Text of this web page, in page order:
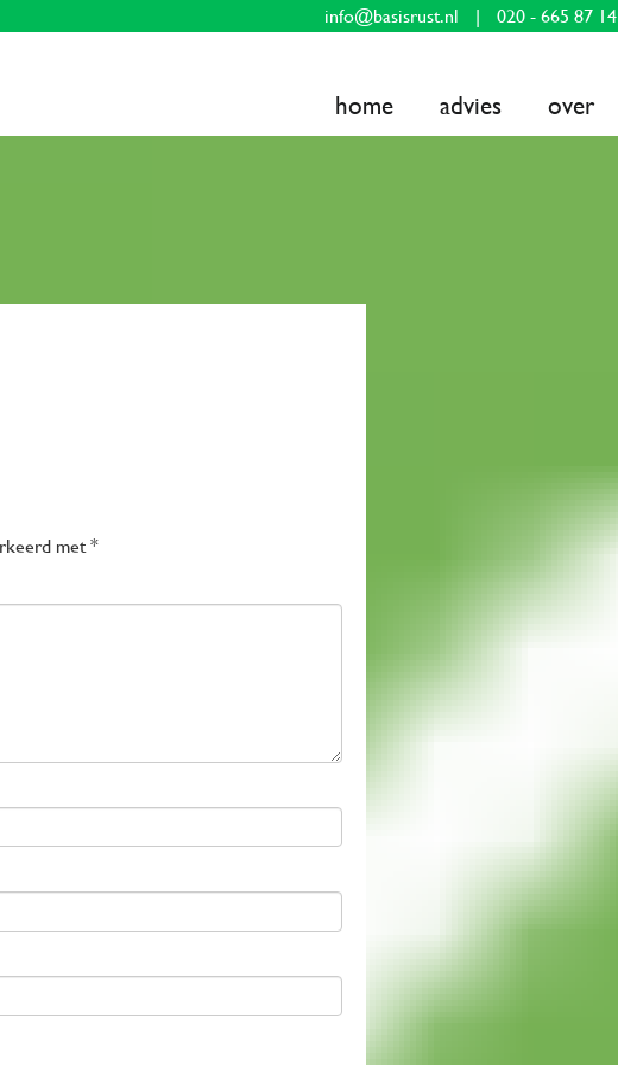
info@basisrust.nl | 020 - 665 87 14
home advies over
met*